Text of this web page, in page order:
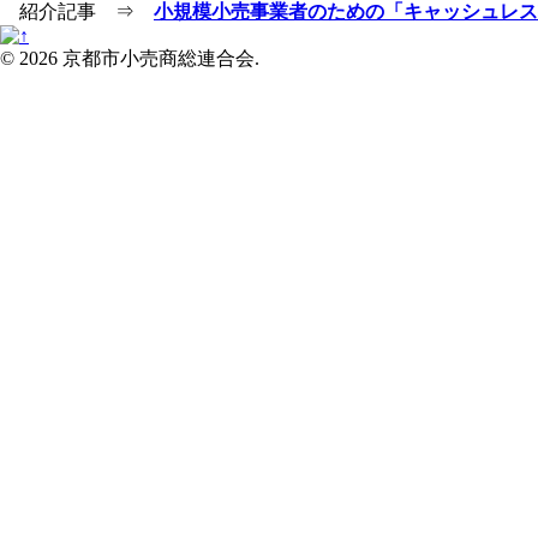
紹介記事 ⇒ 小規模小売事業者のための「キャッシュレ
© 2026 京都市小売商総連合会.